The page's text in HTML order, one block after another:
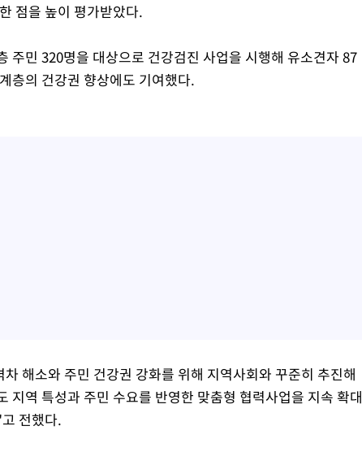
점을 높이 평가받았다.
주민 320명을 대상으로 건강검진 사업을 시행해 유소견자 87
층의 건강권 향상에도 기여했다.
해소와 주민 건강권 강화를 위해 지역사회와 꾸준히 추진해
지역 특성과 주민 수요를 반영한 맞춤형 협력사업을 지속 확대
전했다.